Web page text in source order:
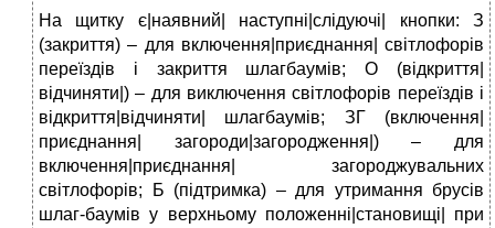
На щитку є|наявний| наступні|слідуючі| кнопки: З
(закриття) – для включення|приєднання| світлофорів
переїздів і закриття шлагбаумів; О (відкриття|
відчиняти|) – для виключення світлофорів переїздів і
відкриття|відчиняти| шлагбаумів; ЗГ (включення|
приєднання| загороди|загородження|) – для
включення|приєднання| загороджувальних
світлофорів; Б (підтримка) – для утримання брусів
шлаг-баумів у верхньому положенні|становищі| при